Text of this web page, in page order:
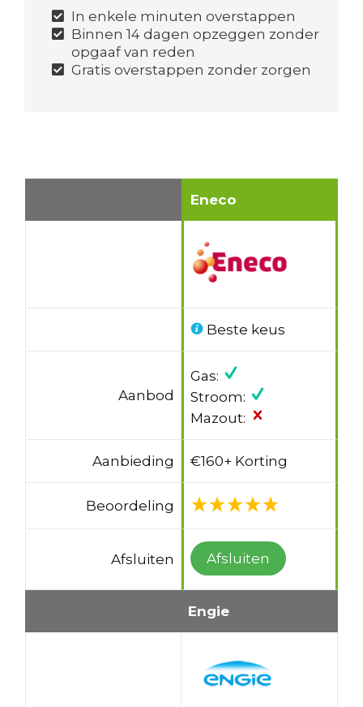
In enkele minuten overstappen
Binnen 14 dagen opzeggen zonder
opgaaf van reden
Gratis overstappen zonder zorgen
Eneco
Beste keus
Aanbod
Gas:
Stroom:
Mazout:
Aanbieding €160+ Korting
Beoordeling
Afsluiten Afsluiten
Engie